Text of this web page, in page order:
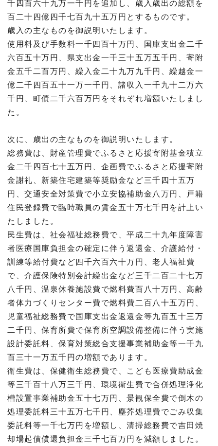
千四百六十九万一千円を追加し、歳入歳出の総額を
百二十四億四千七百九十五万円とするものです。
歳入の主なものを御説明いたします。
使用料及び手数料一千四百十万円、国庫支出金二千
六百五十万円、県支出金一千三十五万五千円、寄附
金五千二百万円、繰入金二十九万九千円、繰越金一
億二千四百五十一万一千円、諸収入一千九十二万六
千円、町債二千六百万円をそれぞれ増額いたしまし
た。
次に、歳出の主なものを御説明いたします。
総務費は、財産管理費でふるさと応援寄附基金積立
金二千四百七十五万円、企画費でふるさと応援寄附
金謝礼、新築住宅建築等奨励金など三千四十五万
円、交通安全対策費で小立安協補助金八万円、戸籍
住民登録費で臨時職員の賃金五十万七千円を計上い
たしました。
民生費は、社会福祉総務費で、平成二十九年度障害
者医療国庫負担金の確定に伴う返還金、介護給付・
訓練等給付費など四千六百六十万円、老人福祉費
で、介護保険特別会計繰出金など三千二百二十七万
八千円、温泉休養施設費で燃料費百八十万円、高齢
者体力づくりセンター費で燃料費二百八十五万円、
児童福祉総務費で国庫支出金返還金等九百五十三万
二千円、保育所費で保育所空調設備整備に伴う実施
設計委託料、保育対策総合支援事業補助金等一千九
百三十一万五千円の増額であります。
衛生費は、保健衛生総務費で、こども医療費助成金
等三千百十八万三千円、環境衛生費で合併処理浄化
槽設置事業補助金五十七万円、景観保全費で倒木の
処理委託料三十五万七千円、塵芥処理費でごみ収集
委託料等一千七万円を増額し、清掃総務費で吉田焼
却場起債償還負担金三千七百万円を減額しました。